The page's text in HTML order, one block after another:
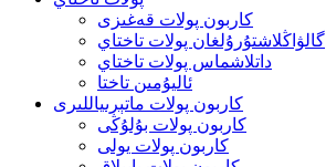
كاربون پولات قەغىزى
گالۋاڭلاشتۇرۇلغان پولات تاختاي
داتلاشماس پولات تاختاي
ئاليۇمىن تاختا
كاربون پولات ماتېرىياللىرى
كاربون پولات بۇلۇڭى
كاربون پولات يولى